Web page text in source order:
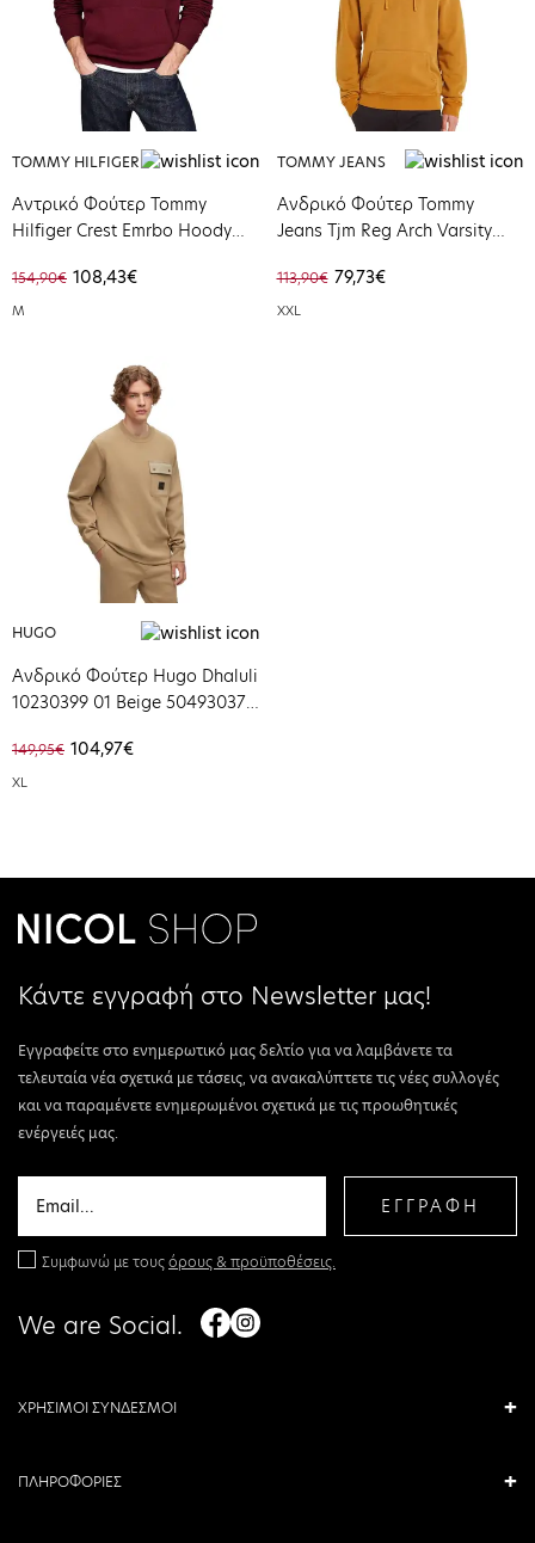
TOMMY HILFIGER
Αντρικό Φούτερ Tommy
Hilfiger Crest Emrbo Hoody
VLP
154,90€ 108,43€
M
TOMMY JEANS
Ανδρικό Φούτερ Tommy
Jeans Tjm Reg Arch Varsity
DM0DM18410-GQ2
113,90€ 79,73€
XXL
HUGO
Ανδρικό Φούτερ Hugo Dhaluli
10230399 01 Beige 50493037-
149,95€ 104,97€
XL
Κάντε εγγραφή στο Newsletter μας!
Εγγραφείτε στο ενημερωτικό μας δελτίο για να λαμβάνετε τα
τελευταία νέα σχετικά με τάσεις, να ανακαλύπτετε τις νέες συλλογές
και να παραμένετε ενημερωμένοι σχετικά με τις προωθητικές
ενέργειές μας.
ΕΓΓΡΑΦΗ
Συμφωνώ με τουςόρους & προϋποθέσεις.
We are Social.
ΧΡΗΣΙΜΟΙ ΣΥΝΔΕΣΜΟΙ
ΠΛΗΡΟΦΟΡΙΕΣ